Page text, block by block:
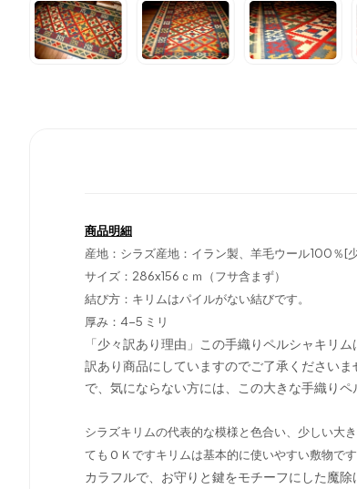
商品明細
産地：シラズ産地：イラン製、羊毛ウール100％[
サイズ：286x156ｃｍ（フサ含まず）
結び方：キリムはパイルがない結びです。
厚み：4-5 ミリ
「少々訳あり理由」この手織りペルシャキリ
訳あり商品にしていますのでご了承ください
で、気にならない方には、この大きな手織り
シラズキリムの代表的な模様と色合い、少しい大
てもＯＫですキリムは基本的に使いやすい敷物で
カラフルで、お守りと鍵をモチーフにした魔